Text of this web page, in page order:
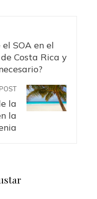
el SOA en el
Costa Rica y
la
la